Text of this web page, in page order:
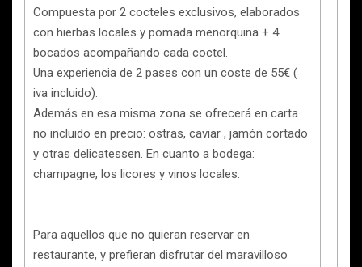
Compuesta por 2 cocteles exclusivos, elaborados
con hierbas locales y pomada menorquina + 4
bocados acompañando cada coctel.
Una experiencia de 2 pases con un coste de 55€ (
iva incluido).
Además en esa misma zona se ofrecerá en carta
no incluido en precio: ostras, caviar , jamón cortado
y otras delicatessen. En cuanto a bodega:
champagne, los licores y vinos locales.
Para aquellos que no quieran reservar en
restaurante, y prefieran disfrutar del maravilloso